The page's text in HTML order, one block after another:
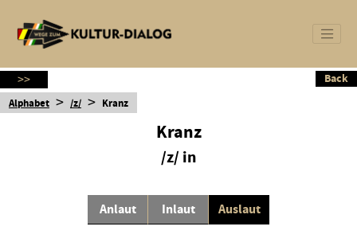
>>
Alphabet > /z/ > Kranz
Kranz
/z/ in
Anlaut Inlaut Auslaut
Back
Back